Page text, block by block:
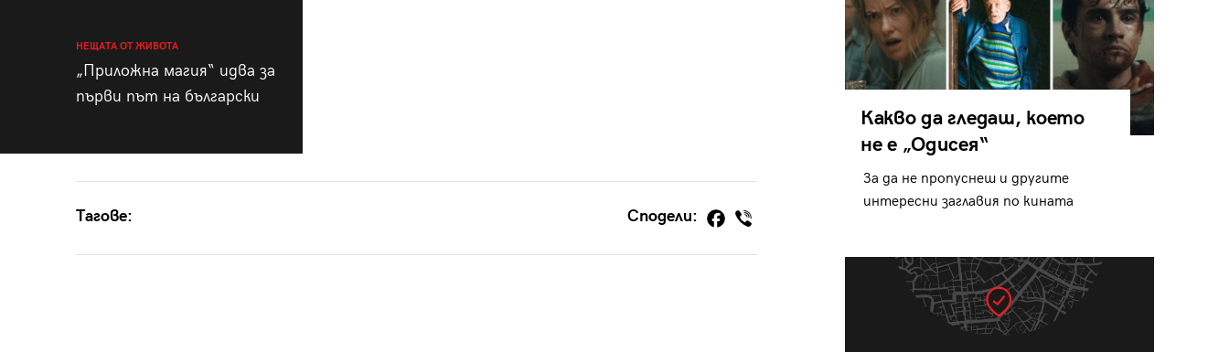
НЕЩАТА ОТ ЖИВОТА
„Приложна магия“ идва за
първи път на български
Тагове: Сподели:
Какво да гледаш, което
не е „Одисея“
За да не пропуснеш и другите
интересни заглавия по кината